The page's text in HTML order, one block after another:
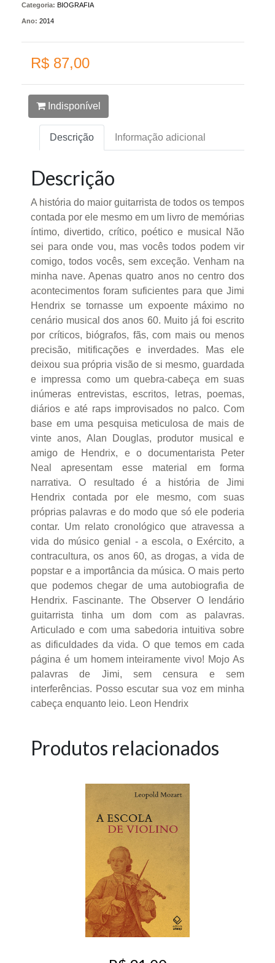
Categoria: BIOGRAFIA
Ano: 2014
R$ 87,00
Indisponível
Descrição Informação adicional
Descrição
A história do maior guitarrista de todos os tempos
contada por ele mesmo em um livro de memórias
íntimo, divertido, crítico, poético e musical Não
sei para onde vou, mas vocês todos podem vir
comigo, todos vocês, sem exceção. Venham na
minha nave. Apenas quatro anos no centro dos
acontecimentos foram suficientes para que Jimi
Hendrix se tornasse um expoente máximo no
cenário musical dos anos 60. Muito já foi escrito
por críticos, biógrafos, fãs, com mais ou menos
precisão, mitificações e inverdades. Mas ele
deixou sua própria visão de si mesmo, guardada
e impressa como um quebra-cabeça em suas
inúmeras entrevistas, escritos, letras, poemas,
diários e até raps improvisados no palco. Com
base em uma pesquisa meticulosa de mais de
vinte anos, Alan Douglas, produtor musical e
amigo de Hendrix, e o documentarista Peter
Neal apresentam esse material em forma
narrativa. O resultado é a história de Jimi
Hendrix contada por ele mesmo, com suas
próprias palavras e do modo que só ele poderia
contar. Um relato cronológico que atravessa a
vida do músico genial - a escola, o Exército, a
contracultura, os anos 60, as drogas, a vida de
popstar e a importância da música. O mais perto
que podemos chegar de uma autobiografia de
Hendrix. Fascinante. The Observer O lendário
guitarrista tinha um dom com as palavras.
Articulado e com uma sabedoria intuitiva sobre
as dificuldades da vida. O que temos em cada
página é um homem inteiramente vivo! Mojo As
palavras de Jimi, sem censura e sem
interferências. Posso escutar sua voz em minha
cabeça enquanto leio. Leon Hendrix
Produtos relacionados